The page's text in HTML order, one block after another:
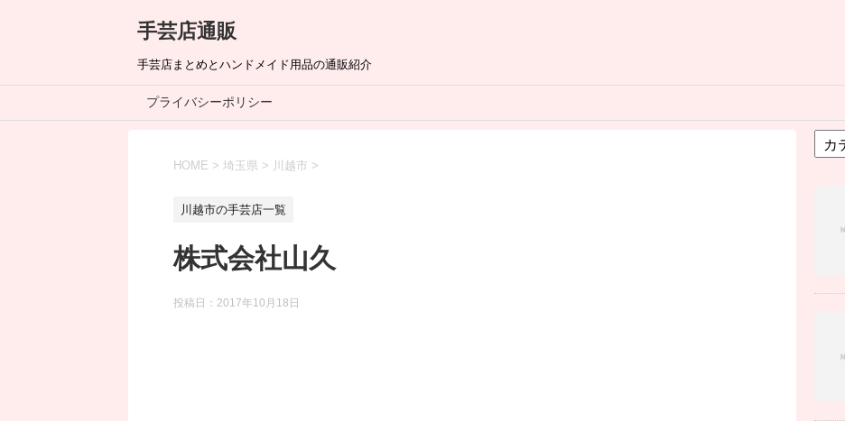
手芸店通販
手芸店まとめとハンドメイド用品の通販紹介
プライバシーポリシー
HOME > 埼玉県 > 川越市 >
川越市の手芸店一覧
株式会社山久
投稿日： 2017年10月18日
テ